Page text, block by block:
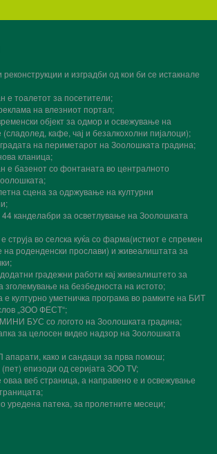
и изградби од кои би се истакнале
е тоалетот за посетители;
на влезниот портал;
објект за одмор и освежување на
кафе, чај и безалкохолни пијалоци);
на периметарот на Зоолошката градина;
кланица;
е базенот со фонтаната во централното
сцена за одржување на културни
канделабри за осветлување на Зоолошката
струја во селска куќа со фарма(истиот е спремен
роденденски прослави) и живеалиштата за
градежни работи кај живеалиштето за
зголемување на безбедноста на истото;
е културно уметничка програма во рамките на БИТ
„ЗОО ФЕСТ“;
БУС со логото на Зоолошката градина;
за целосен видео надзор на Зоолошката
апарати, како и сандаци за прва помош;
епизоди од серијата ЗОО ТV;
веб страница, а направено е и освежување
уредена патека, за пролетните месеци;